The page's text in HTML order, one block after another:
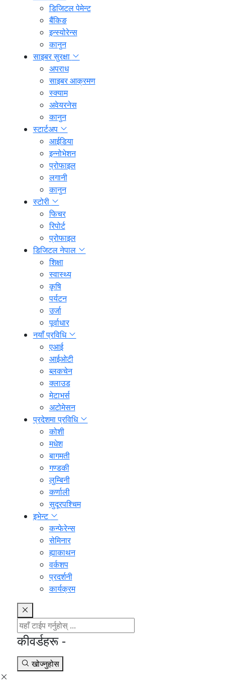
डिजिटल पेमेन्ट
बैंकिङ
इन्स्योरेन्स
कानुन
साइबर सुरक्षा
अपराध
साइबर आक्रमण
स्क्याम
अवेयरनेस
कानुन
स्टार्टअप
आईडिया
इन्नोभेशन
प्रोफाइल
लगानी
कानुन
स्टोरी
फिचर
रिपोर्ट
प्रोफाइल
डिजिटल नेपाल
शिक्षा
स्वास्थ्य
कृषि
पर्यटन
उर्जा
पूर्वाधार
नयाँ प्रविधि
एआई
आईओटी
ब्लकचेन
क्लाउड
मेटाभर्स
अटोमेसन
प्रदेशमा प्रविधि
कोशी
मधेश
बागमती
गण्डकी
लुम्बिनी
कर्णाली
सुदूरपश्चिम
इभेन्ट
कन्फेरेन्स
सेमिनार
ह्याकाथन
वर्कशप
प्रदर्शनी
कार्यक्रम
कीवर्डहरू -
खोज्नुहोस